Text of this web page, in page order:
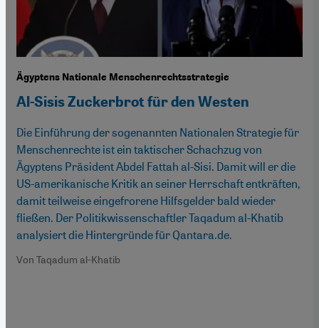
Ägyptens Nationale Menschenrechtsstrategie
Al-Sisis Zuckerbrot für den Westen
Die Einführung der sogenannten Nationalen Strategie für
Menschenrechte ist ein taktischer Schachzug von
Ägyptens Präsident Abdel Fattah al-Sisi. Damit will er die
US-amerikanische Kritik an seiner Herrschaft entkräften,
damit teilweise eingefrorene Hilfsgelder bald wieder
fließen. Der Politikwissenschaftler Taqadum al-Khatib
analysiert die Hintergründe für Qantara.de.
Von Taqadum al-Khatib